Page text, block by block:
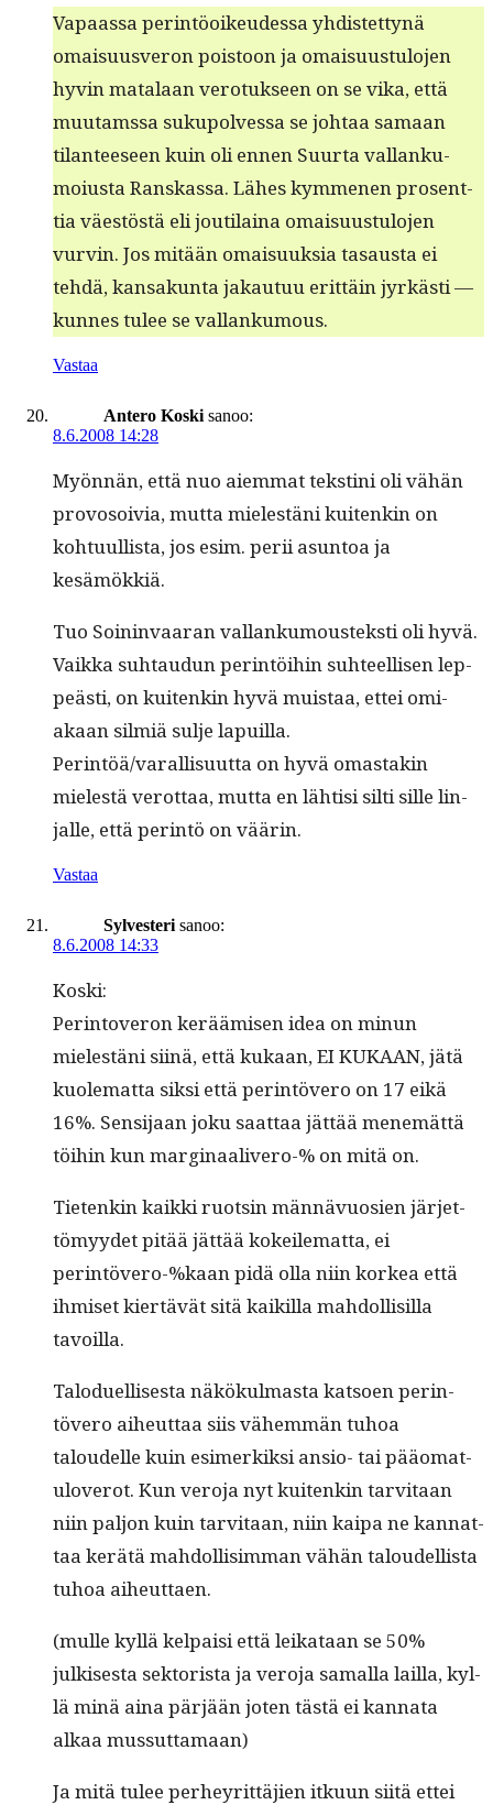
Vapaas­sa per­in­töoikeudessa yhdis­tet­tynä
omaisu­usveron pois­toon ja omaisu­us­tu­lo­jen
hyvin mata­laan vero­tuk­seen on se vika, että
muu­tamssa sukupolves­sa se johtaa samaan
tilanteeseen kuin oli ennen Suur­ta val­lanku­
moius­ta Ran­skas­sa. Läh­es kymme­nen pros­ent­
tia väestöstä eli jouti­laina omaisu­us­tu­lo­jen
vurvin. Jos mitään omaisuuk­sia tasaus­ta ei
tehdä, kansakun­ta jakau­tuu erit­täin jyrkästi —
kunnes tulee se vallankumous.
Vastaa
Antero Koski sanoo:
8.6.2008 14:28
Myön­nän, että nuo aiem­mat tek­s­ti­ni oli vähän
provosoivia, mut­ta mielestäni kuitenkin on
kohtu­ullista, jos esim. perii asun­toa ja
kesämökkiä.
Tuo Soin­in­vaaran val­lanku­moustek­sti oli hyvä.
Vaik­ka suh­taudun per­in­töi­hin suh­teel­lisen lep­
peästi, on kuitenkin hyvä muis­taa, ettei omi­
akaan silmiä sul­je lapuil­la.
Perintöä/varallisuutta on hyvä omas­takin
mielestä verot­taa, mut­ta en lähtisi silti sille lin­
jalle, että per­in­tö on väärin.
Vastaa
Sylvesteri sanoo:
8.6.2008 14:33
Kos­ki:
Per­in­toveron keräämisen idea on min­un
mielestäni siinä, että kukaan, EI KUKAAN, jätä
kuolemat­ta sik­si että per­in­tövero on 17 eikä
16%. Sen­si­jaan joku saat­taa jät­tää men­emät­tä
töi­hin kun mar­gin­aaliv­ero-% on mitä on.
Tietenkin kaik­ki ruotsin män­nävu­osien jär­jet­
tömyy­det pitää jät­tää kokeilemat­ta, ei
perintövero-%kaan pidä olla niin korkea että
ihmiset kiertävät sitä kaikil­la mah­dol­lisil­la
tavoilla.
Talo­du­el­lis­es­ta näkökul­mas­ta kat­soen per­in­
tövero aiheut­taa siis vähem­män tuhoa
taloudelle kuin esimerkik­si ansio- tai pääo­mat­
uloverot. Kun vero­ja nyt kuitenkin tarvi­taan
niin paljon kuin tarvi­taan, niin kaipa ne kan­nat­
taa kerätä mah­dol­lisim­man vähän taloudel­lista
tuhoa aiheuttaen.
(mulle kyl­lä kel­paisi että leikataan se 50%
julkises­ta sek­torista ja vero­ja samal­la lail­la, kyl­
lä minä aina pär­jään joten tästä ei kan­na­ta
alkaa mussuttamaan)
Ja mitä tulee per­heyrit­täjien itku­un siitä ettei